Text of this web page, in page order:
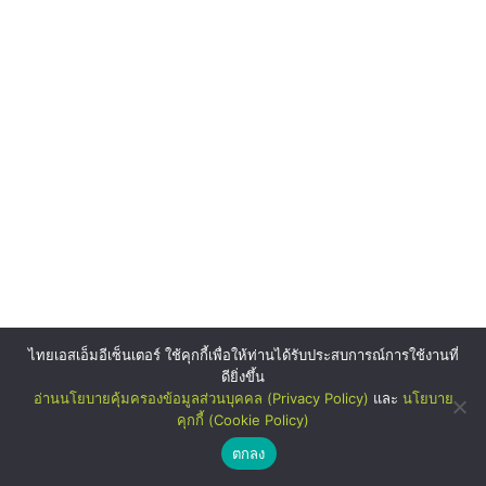
ไทยเอสเอ็มอีเซ็นเตอร์ ใช้คุกกี้เพื่อให้ท่านได้รับประสบการณ์การใช้งานที่
ดียิ่งขึ้น
อ่านนโยบายคุ้มครองข้อมูลส่วนบุคคล (Privacy Policy) และ นโยบาย
คุกกี้ (Cookie Policy)
ตกลง